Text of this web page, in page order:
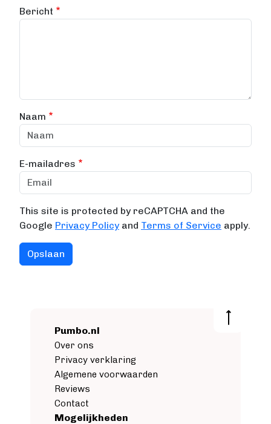
Bericht
Naam
E-mailadres
This site is protected by reCAPTCHA and the
Google Privacy Policyand Terms of Service apply.
Pumbo.nl
Over ons
Privacy verklaring
Algemene voorwaarden
Reviews
Contact
Mogelijkheden